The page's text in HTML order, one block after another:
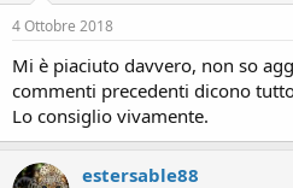
4 Ottobre 2018
Mi è piaciuto davvero, non so
commenti precedenti dicono
Lo consiglio vivamente.
estersable88